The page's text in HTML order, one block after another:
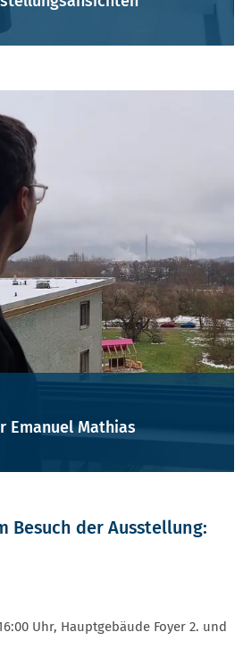
Emanuel Mathias
Besuch der Ausstellung:
Uhr, Hauptgebäude Foyer 2. und